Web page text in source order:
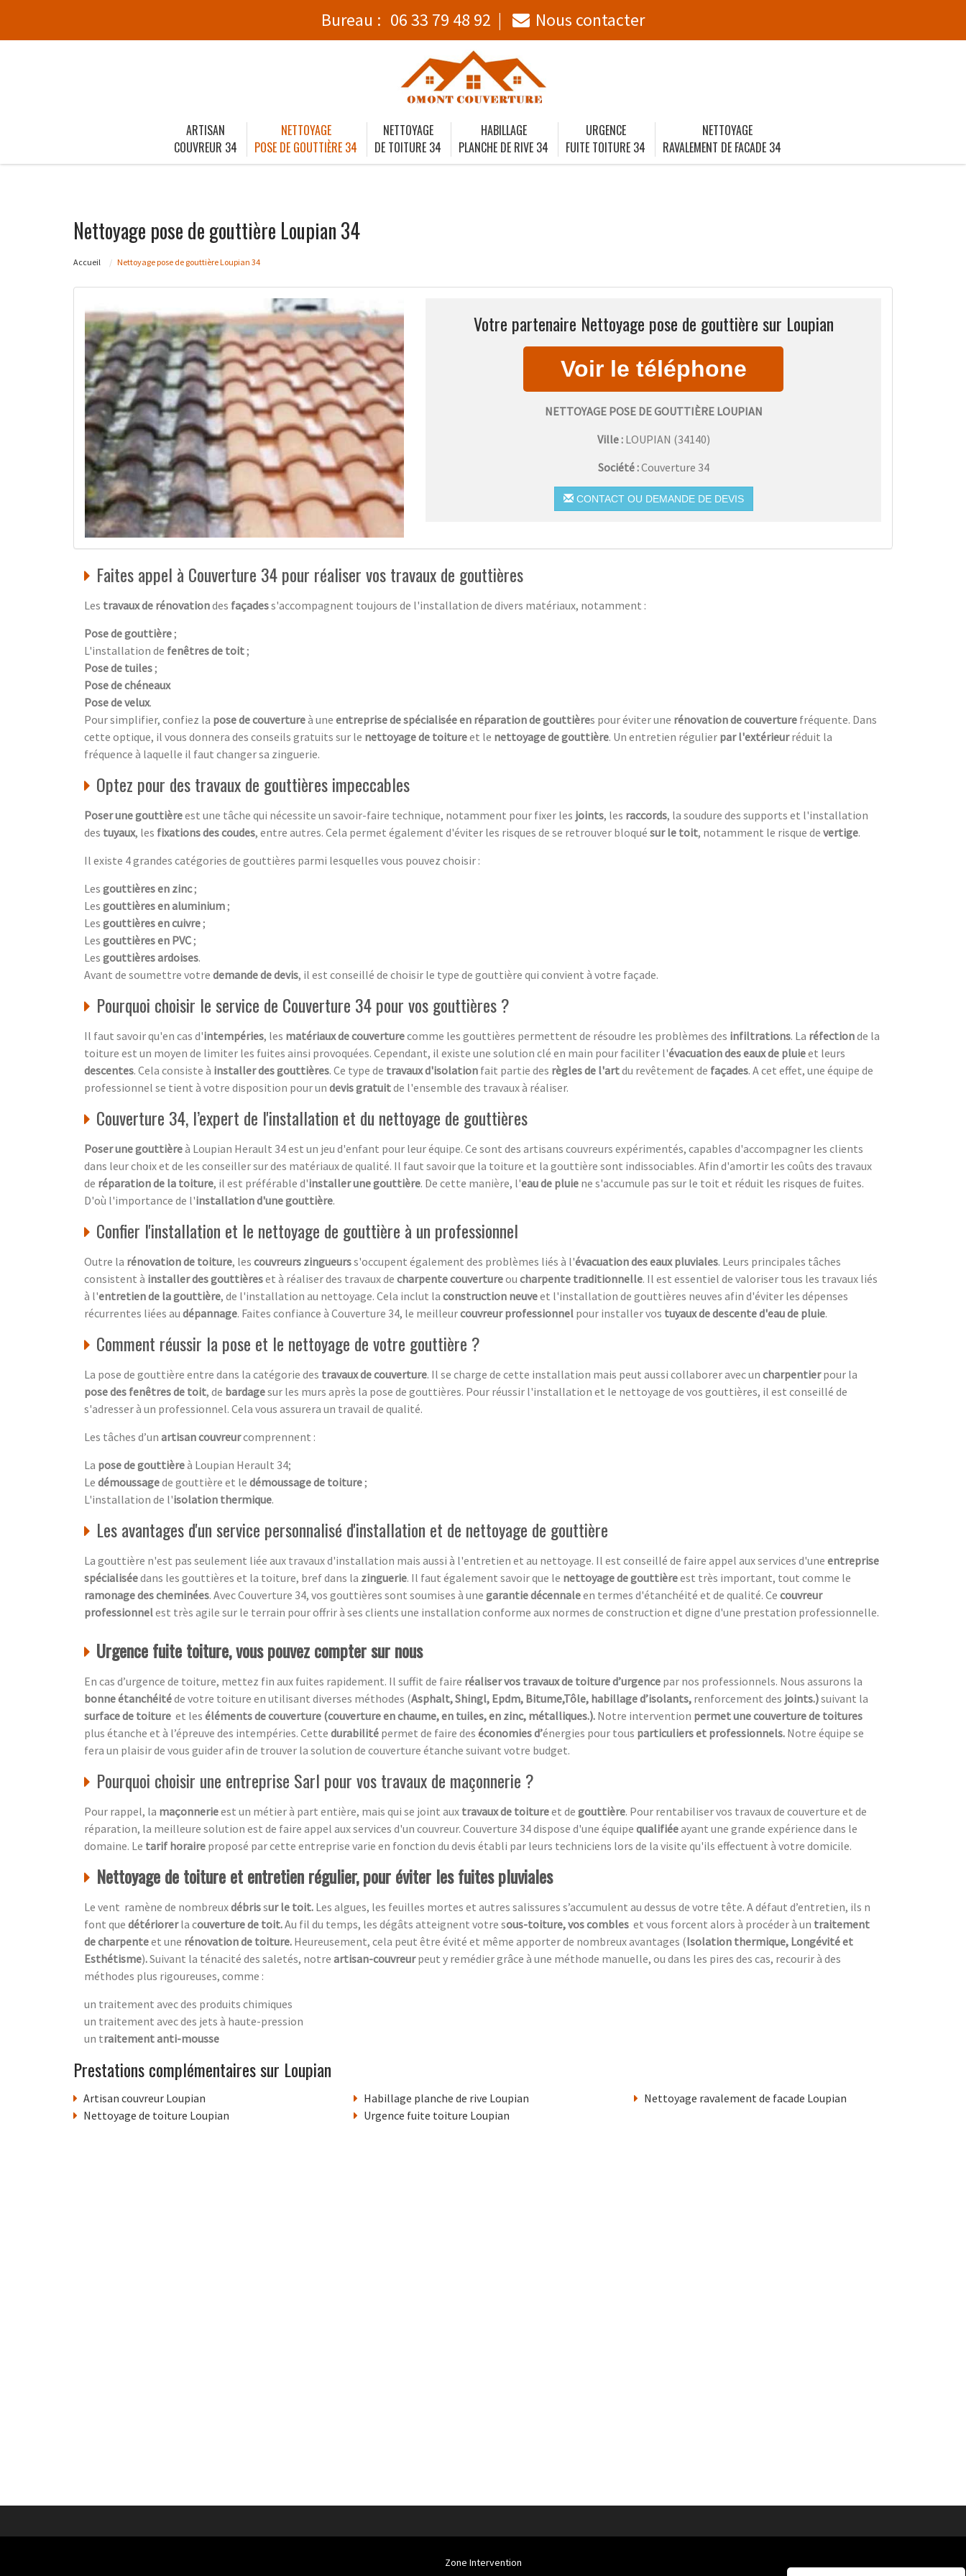
Bureau : 06 33 79 48 92 Nous contacter
ARTISAN
COUVREUR 34
NETTOYAGE
POSE DE GOUTTIÈRE 34
NETTOYAGE
DE TOITURE 34
HABILLAGE
PLANCHE DE RIVE 34
URGENCE
FUITE TOITURE 34
NETTOYAGE
RAVALEMENT DE FACADE 34
Nettoyage pose de gouttière Loupian 34
Accueil Nettoyage pose de gouttière Loupian 34
Votre partenaire Nettoyage pose de gouttière sur Loupian
NETTOYAGE POSE DE GOUTTIÈRE LOUPIAN
Ville : LOUPIAN (34140)
Société :Couverture 34
CONTACT OU DEMANDE DE DEVIS
Faites appel à Couverture 34 pour réaliser vos travaux de gouttières
Les travaux de rénovationdes façadess'accompagnent toujours de l'installation de divers matériaux, notamment :
Pose de gouttière ;
L'installation de fenêtres de toit ;
Pose de tuiles ;
Pose de chéneaux
Pose de velux.
Pour simplifier, confiez la pose de couvertureà une entreprise de spécialisée en réparation degouttières pour éviter une rénovation de couverture fréquente. Dans
cette optique, il vous donnera des conseils gratuits sur le nettoyage de toitureet le nettoyage de gouttière. Un entretien régulier par l'extérieurréduit la
fréquence à laquelle il faut changer sa zinguerie.
Optez pour des travaux de gouttières impeccables
Poser une gouttièreest une tâche qui nécessite un savoir-faire technique, notamment pour fixer les joints, les raccords, la soudure des supports et l'installation
des tuyaux, les fixations des coudes, entre autres. Cela permet également d'éviter les risques de se retrouver bloqué sur le toit, notamment le risque de vertige.
Il existe 4 grandes catégories de gouttières parmi lesquelles vous pouvez choisir :
Les gouttières en zinc;
Les gouttières en aluminium ;
Les gouttières en cuivre ;
Les gouttières en PVC ;
Les gouttières ardoises.
Avant de soumettre votre demande de devis, il est conseillé de choisir le type de gouttière qui convient à votre façade.
Pourquoi choisir le service de Couverture 34 pour vos gouttières ?
Il faut savoir qu'en cas d'intempéries, les matériaux de couverturecomme les gouttières permettent de résoudre les problèmes des infiltrations. La réfectionde la
toiture est un moyen de limiter les fuites ainsi provoquées. Cependant, il existe une solution clé en main pour faciliter l'évacuation des eaux de pluieet leurs
descentes. Cela consiste à installer des gouttières. Ce type de travaux d'isolation fait partie des règles de l'artdu revêtement de façades. A cet effet, une équipe de
professionnel se tient à votre disposition pour un devis gratuitde l'ensemble des travaux à réaliser.
Couverture 34, l’expert de l'installation et du nettoyage de gouttières
Poser une gouttièreà Loupian Herault 34 est un jeu d'enfant pour leur équipe. Ce sont des artisans couvreurs expérimentés, capables d'accompagner les clients
dans leur choix et de les conseiller sur des matériaux de qualité. Il faut savoir que la toiture et la gouttière sont indissociables. Afin d'amortir les coûts des travaux
de réparation de la toiture, il est préférable d'installer une gouttière. De cette manière, l'eau de pluie ne s'accumule pas sur le toit et réduit les risques de fuites.
D'où l'importance de l'installation d'une gouttière.
Confier l'installation et le nettoyage de gouttière à un professionnel
Outre la rénovation de toiture, les couvreurs zingueurss'occupent également des problèmes liés à l'évacuation des eaux pluviales. Leurs principales tâches
consistent à installer des gouttièreset à réaliser des travaux de charpente couvertureou charpente traditionnelle. Il est essentiel de valoriser tous les travaux liés
à l'entretien de la gouttière, de l'installation au nettoyage. Cela inclut la construction neuveet l'installation de gouttières neuves afin d'éviter les dépenses
récurrentes liées au dépannage. Faites confiance à Couverture 34, le meilleurcouvreur professionnel pour installer vos tuyaux de descente d'eau de pluie.
Comment réussir la pose et le nettoyage de votre gouttière ?
La pose de gouttière entre dans la catégorie des travaux de couverture. Il se charge de cette installation mais peut aussi collaborer avec un charpentierpour la
pose des fenêtres de toit, de bardagesur les murs après la pose de gouttières. Pour réussir l'installation et le nettoyage de vos gouttières, il est conseillé de
s'adresser à un professionnel. Cela vous assurera un travail de qualité.
Les tâches d’un artisan couvreurcomprennent :
La pose de gouttièreà Loupian Herault 34;
Le démoussagede gouttière et le démoussage de toiture ;
L'installation de l'isolation thermique.
Les avantages d'un service personnalisé d'installation et de nettoyage de gouttière
La gouttière n'est pas seulement liée aux travaux d'installation mais aussi à l'entretien et au nettoyage. Il est conseillé de faire appel aux services d'une entreprise
spécialiséedans les gouttières et la toiture, bref dans la zinguerie. Il faut également savoir que le nettoyage de gouttièreest très important, tout comme le
ramonage des cheminées. Avec Couverture 34, vos gouttières sont soumises à une garantie décennaleen termes d'étanchéité et de qualité. Ce couvreur
professionnelest très agile sur le terrain pour offrir à ses clients une installation conforme aux normes de construction et digne d'une prestation professionnelle.
Urgence fuite toiture, vous pouvez compter sur nous
En cas d’urgence de toiture, mettez fin aux fuites rapidement. Il suffit de faire réaliser vos travaux de toiture d’urgence par nos professionnels. Nous assurons la
bonne étanchéitéde votre toiture en utilisant diverses méthodes (Asphalt, Shingl, Epdm, Bitume,Tôle, habillage d’isolants, renforcement des joints.)suivant la
surface de toiture et les éléments de couverture (couverture en chaume, en tuiles, en zinc, métalliques.). Notre intervention permet une couverture de toitures
plus étanche et à l’épreuve des intempéries. Cette durabilité permet de faire des économies d’énergies pour tous particuliers et professionnels. Notre équipe se
fera un plaisir de vous guider afin de trouver la solution de couverture étanche suivant votre budget.
Pourquoi choisir une entreprise Sarl pour vos travaux de maçonnerie ?
Pour rappel, la maçonnerieest un métier à part entière, mais qui se joint aux travaux de toitureet de gouttière. Pour rentabiliser vos travaux de couverture et de
réparation, la meilleure solution est de faire appel aux services d'un couvreur. Couverture 34 dispose d'une équipe qualifiéeayant une grande expérience dans le
domaine. Le tarif horaire proposé par cette entreprise varie en fonction du devis établi par leurs techniciens lors de la visite qu'ils effectuent à votre domicile.
Nettoyage de toiture et entretien régulier, pour éviter les fuites pluviales
Le vent ramène de nombreuxdébrissur le toit. Les algues, les feuilles mortes et autres salissures s’accumulent au dessus de votre tête. A défaut d’entretien, ils n
font que détériorerla couverture de toit.Au fil du temps, les dégâts atteignent votre sous-toiture, vos combles et vous forcent alors à procéder à un traitement
de charpenteet une rénovation de toiture. Heureusement, cela peut être évité et même apporter de nombreux avantages (Isolation thermique, Longévité et
Esthétisme).Suivant la ténacité des saletés, notre artisan-couvreurpeut y remédier grâce à une méthode manuelle, ou dans les pires des cas, recourir à des
méthodes plus rigoureuses, comme :
un traitement avec des produits chimiques
un traitement avec des jets à haute-pression
un traitement anti-mousse
Prestations complémentaires sur Loupian
Artisan couvreur Loupian
Nettoyage de toiture Loupian
Habillage planche de rive Loupian
Urgence fuite toiture Loupian
Nettoyage ravalement de facade Loupian
Zone Intervention